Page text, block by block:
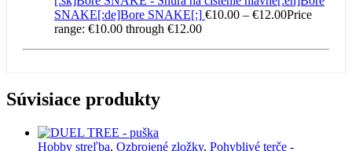
SNAKE[:de]Bore SNAKE[:] €10.00 – €12.00Price
range: €10.00 through €12.00
Súvisiace produkty
Hobby streľba, Ozbrojené zložky, Pohyblivé terče -